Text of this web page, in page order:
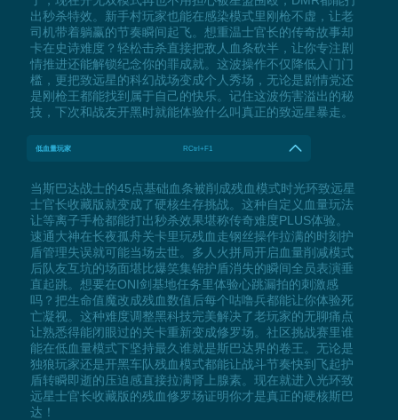
出秒杀特效。新手村玩家也能在感染模式里刚枪不虚，让老
司机带着躺赢的节奏瞬间起飞。想重温士官长的传奇故事却
卡在史诗难度？轻松击杀直接把敌人血条砍半，让你专注剧
情推进还能解锁纪念你的罪成就。这波操作不仅降低入门门
槛，更把致远星的科幻战场变成个人秀场，无论是剧情党还
是刚枪王都能找到属于自己的快乐。记住这波伤害溢出的秘
技，下次和战友开黑时就能体验什么叫真正的致远星暴走。
低血量玩家 RCtrl+F1
当斯巴达战士的45点基础血条被削成残血模式时光环致远星
士官长收藏版就变成了硬核生存挑战。这种自定义血量玩法
让等离子手枪都能打出秒杀效果堪称传奇难度PLUS体验。
速通大神在长夜孤舟关卡里玩残血走钢丝操作拉满的时刻护
盾管理失误就可能当场去世。多人火拼局开启血量削减模式
后队友互坑的场面堪比爆笑集锦护盾消失的瞬间全员表演垂
直起跳。想要在ONI剑基地任务里体验心跳漏拍的刺激感
吗？把生命值魔改成残血数值后每个咕噜兵都能让你体验死
亡凝视。这种难度调整黑科技完美解决了老玩家的无聊痛点
让熟悉得能闭眼过的关卡重新变成修罗场。社区挑战赛里谁
能在低血量模式下坚持最久谁就是斯巴达界的卷王。无论是
独狼玩家还是开黑车队残血模式都能让战斗节奏快到飞起护
盾转瞬即逝的压迫感直接拉满肾上腺素。现在就进入光环致
远星士官长收藏版的残血修罗场证明你才是真正的硬核斯巴
达！